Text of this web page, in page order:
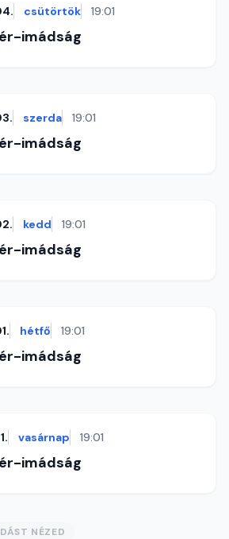
csütörtök 19:01
imádság
szerda 19:01
imádság
kedd 19:01
imádság
hétfő 19:01
imádság
vasárnap 19:01
imádság
NÉZED